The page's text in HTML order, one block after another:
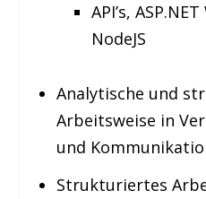
API’s,
NodeJS
Analytische und
Arbeitsweise in
und
Strukturiertes